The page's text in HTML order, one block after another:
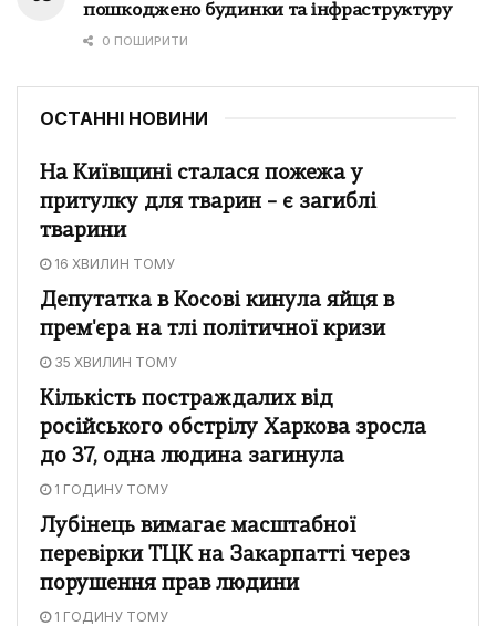
пошкоджено будинки та інфраструктуру
0 ПОШИРИТИ
ОСТАННІ НОВИНИ
На Київщині сталася пожежа у
притулку для тварин – є загиблі
тварини
16 ХВИЛИН ТОМУ
Депутатка в Косові кинула яйця в
прем'єра на тлі політичної кризи
35 ХВИЛИН ТОМУ
Кількість постраждалих від
російського обстрілу Харкова зросла
до 37, одна людина загинула
1 ГОДИНУ ТОМУ
Лубінець вимагає масштабної
перевірки ТЦК на Закарпатті через
порушення прав людини
1 ГОДИНУ ТОМУ